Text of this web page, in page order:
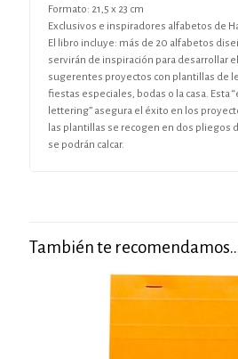
Formato: 21,5 x 23 cm
Exclusivos e inspiradores alfabetos de
El libro incluye: más de 20 alfabetos
servirán de inspiración para desarrollar
sugerentes proyectos con plantillas de
fiestas especiales, bodas o la casa. Esta
lettering” asegura el éxito en los
las plantillas se recogen en dos pliegos
se podrán calcar.
También te